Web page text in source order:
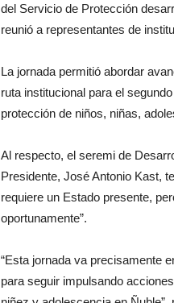
del Servicio de Protección
reunió a representantes de
La jornada permitió abordar
ruta institucional para el
protección de niños, niñas,
Al respecto, el seremi de
Presidente, José Antonio Kast,
requiere un Estado presente,
oportunamente”.
“Esta jornada va precisamente
para seguir impulsando